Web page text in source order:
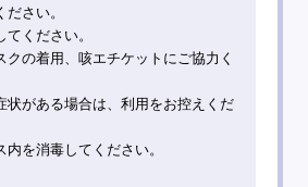
ださい。
てください。
クの着用、咳エチケットにご協力く
状がある場合は、利用をお控えくだ
内を消毒してください。